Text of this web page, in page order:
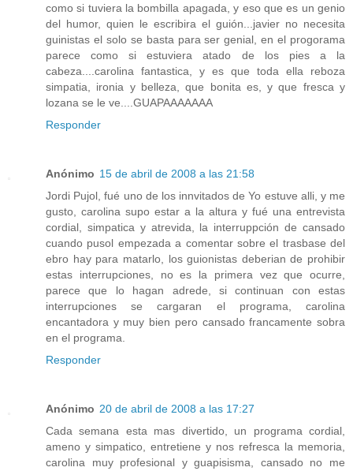
como si tuviera la bombilla apagada, y eso que es un genio
del humor, quien le escribira el guión...javier no necesita
guinistas el solo se basta para ser genial, en el progorama
parece como si estuviera atado de los pies a la
cabeza....carolina fantastica, y es que toda ella reboza
simpatia, ironia y belleza, que bonita es, y que fresca y
lozana se le ve....GUAPAAAAAAA
Responder
Anónimo 15 de abril de 2008 a las 21:58
Jordi Pujol, fué uno de los innvitados de Yo estuve alli, y me
gusto, carolina supo estar a la altura y fué una entrevista
cordial, simpatica y atrevida, la interruppción de cansado
cuando pusol empezada a comentar sobre el trasbase del
ebro hay para matarlo, los guionistas deberian de prohibir
estas interrupciones, no es la primera vez que ocurre,
parece que lo hagan adrede, si continuan con estas
interrupciones se cargaran el programa, carolina
encantadora y muy bien pero cansado francamente sobra
en el programa.
Responder
Anónimo 20 de abril de 2008 a las 17:27
Cada semana esta mas divertido, un programa cordial,
ameno y simpatico, entretiene y nos refresca la memoria,
carolina muy profesional y guapisisma, cansado no me